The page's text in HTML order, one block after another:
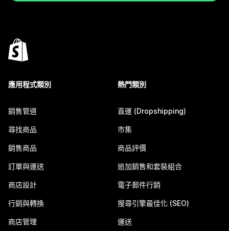
應用程式類別
銷售管道
尋找商品
銷售商品
訂單與運送
商店設計
行銷與轉換
商店管理
熱門類別
直運 (Dropshipping)
市集
商品評價
追加銷售和套裝組合
電子郵件行銷
搜尋引擎最佳化 (SEO)
運送